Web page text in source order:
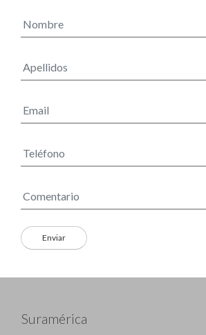
Suramérica